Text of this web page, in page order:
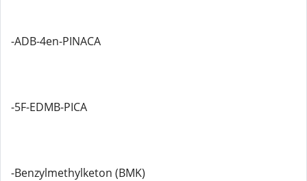
-ADB-4en-PINACA
-5F-EDMB-PICA
-Benzylmethylketon (BMK)